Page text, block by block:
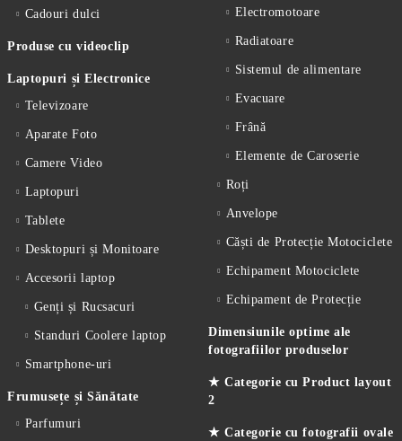
Cadouri dulci
Produse cu videoclip
Laptopuri și Electronice
Televizoare
Aparate Foto
Camere Video
Laptopuri
Tablete
Desktopuri și Monitoare
Accesorii laptop
Genți și Rucsacuri
Standuri Coolere laptop
Smartphone-uri
Frumusețe și Sănătate
Parfumuri
Electromotoare
Radiatoare
Sistemul de alimentare
Evacuare
Frână
Elemente de Caroserie
Roți
Anvelope
Căști de Protecție Motociclete
Echipament Motociclete
Echipament de Protecție
Dimensiunile optime ale
fotografiilor produselor
★ Categorie cu Product layout
2
★ Categorie cu fotografii ovale